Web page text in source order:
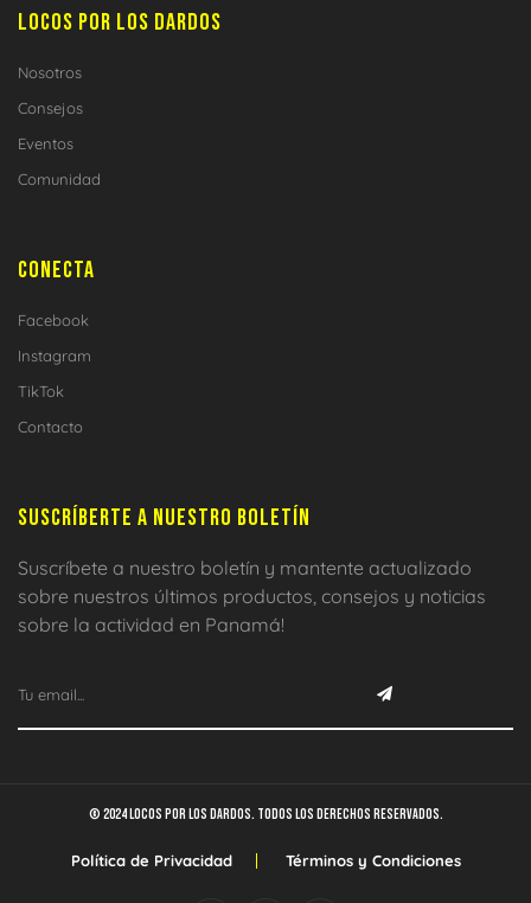
LOCOS POR LOS DARDOS
Nosotros
Consejos
Eventos
Comunidad
CONECTA
Facebook
Instagram
TikTok
Contacto
SUSCRÍBERTE A NUESTRO BOLETÍN
Suscríbete a nuestro boletín y mantente actualizado
sobre nuestros últimos productos, consejos y noticias
sobre la actividad en Panamá!
© 2024 Locos por los dardos. Todos los derechos reservados.
Política de Privacidad Términos y Condiciones